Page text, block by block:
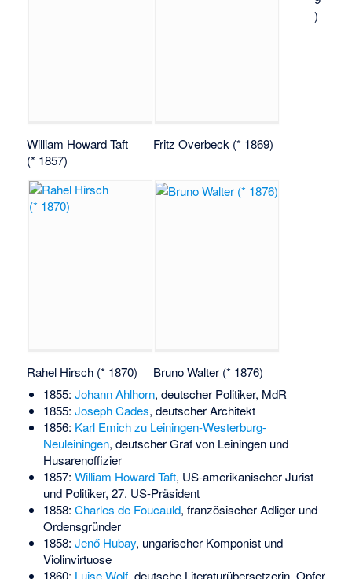
)
William Howard Taft
(* 1857)
Fritz Overbeck (* 1869)
Rahel Hirsch (* 1870)
Bruno Walter (* 1876)
1855: Johann Ahlhorn, deutscher Politiker, MdR
1855: Joseph Cades, deutscher Architekt
1856: Karl Emich zu Leiningen-Westerburg-
Neuleiningen, deutscher Graf von Leiningen und
Husarenoffizier
1857: William Howard Taft, US-amerikanischer Jurist
und Politiker, 27. US-Präsident
1858: Charles de Foucauld, französischer Adliger und
Ordensgründer
1858: Jenő Hubay, ungarischer Komponist und
Violinvirtuose
1860ː Luise Wolf, deutsche Literaturübersetzerin, Opfer